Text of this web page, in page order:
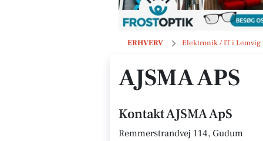
ERHVERV Elektronik / IT i Lemvig
AJSMA ApS
AJSMA APS
Kontakt AJSMA ApS
Remmerstrandvej 114, Gudum